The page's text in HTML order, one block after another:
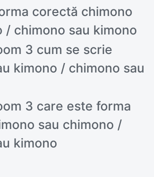
corectă chimono
/ chimono sau kimono
3 cum se scrie
kimono / chimono sau
3 care este forma
sau chimono /
kimono